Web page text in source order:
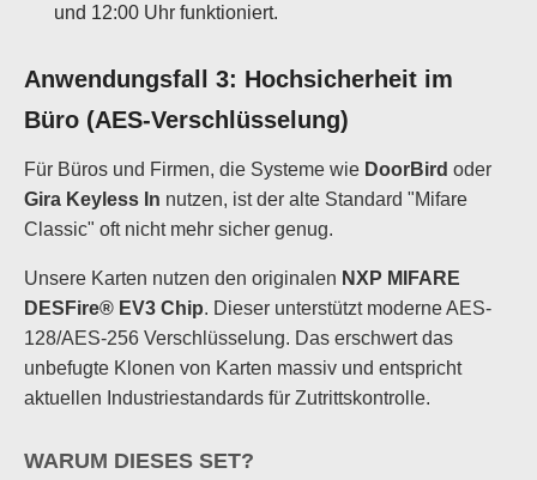
und 12:00 Uhr funktioniert.
Anwendungsfall 3: Hochsicherheit im
Büro (AES-Verschlüsselung)
Für Büros und Firmen, die Systeme wie DoorBird oder
Gira Keyless In nutzen, ist der alte Standard "Mifare
Classic" oft nicht mehr sicher genug.
Unsere Karten nutzen den originalen NXP MIFARE
DESFire® EV3 Chip. Dieser unterstützt moderne AES-
128/AES-256 Verschlüsselung. Das erschwert das
unbefugte Klonen von Karten massiv und entspricht
aktuellen Industriestandards für Zutrittskontrolle.
WARUM DIESES SET?